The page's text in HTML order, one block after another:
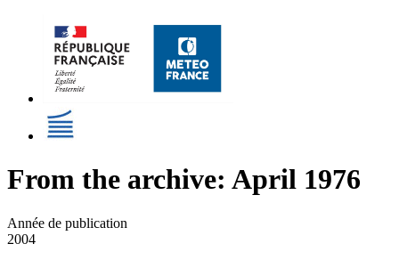
From the archive: April 1976
Année de publication
2004